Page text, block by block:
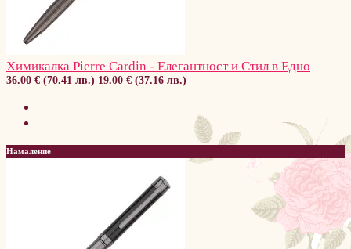
Химикалка Pierre Cardin - Елегантност и Стил в Едно
36.00 € (70.41 лв.) 19.00 € (37.16 лв.)
Намаление